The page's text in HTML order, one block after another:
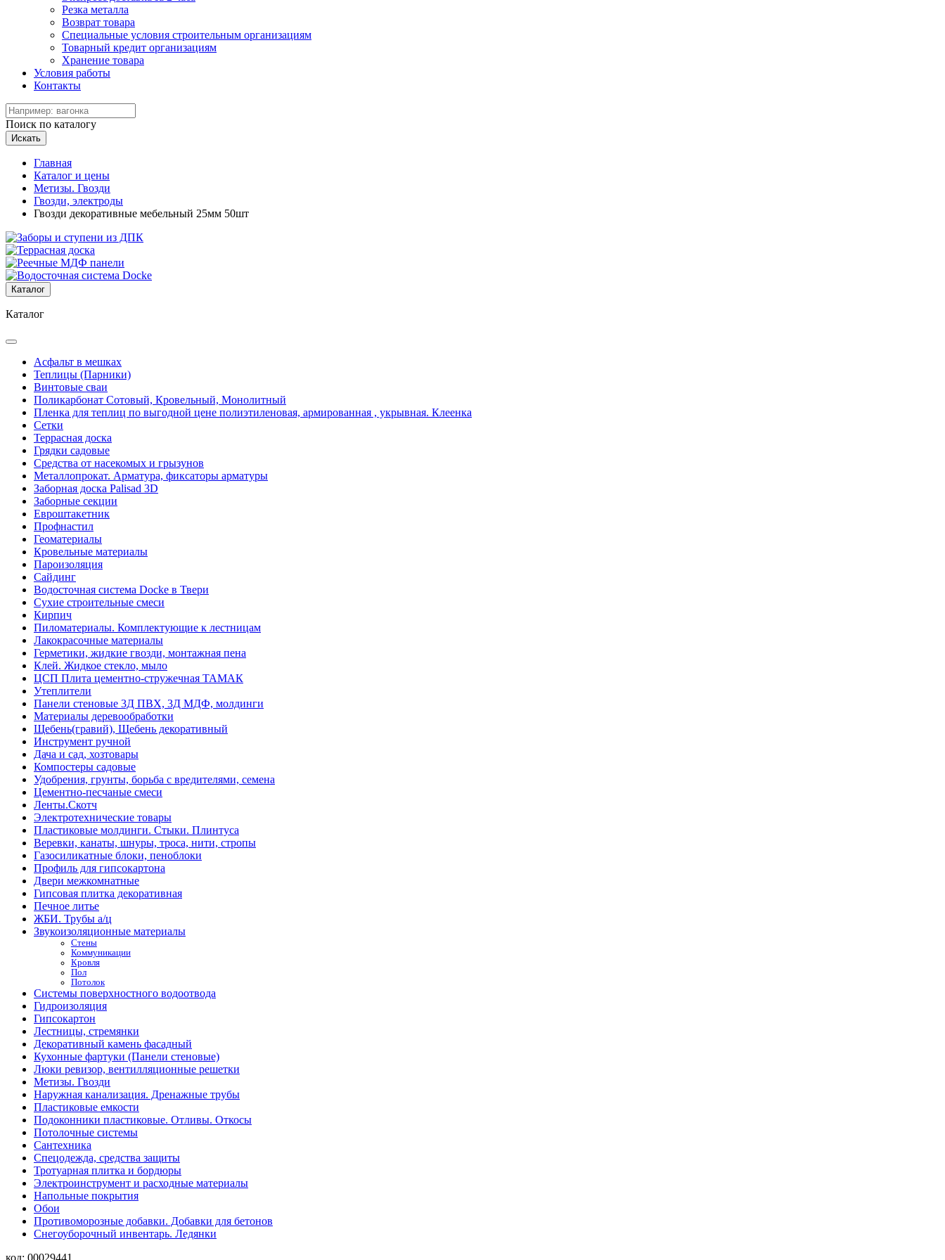
Резка металла
Возврат товара
Специальные условия строительным организациям
Товарный кредит организациям
Хранение товара
Условия работы
Контакты
Поиск по каталогу
Искать
Главная
Каталог и цены
Метизы. Гвозди
Гвозди, электроды
Гвозди декоративные мебельный 25мм 50шт
Каталог
Каталог
Асфальт в мешках
Теплицы (Парники)
Винтовые сваи
Поликарбонат Сотовый, Кровельный, Монолитный
Пленка для теплиц по выгодной цене полиэтиленовая, армированная , укрывная. Клеенка
Сетки
Террасная доска
Грядки садовые
Средства от насекомых и грызунов
Металлопрокат. Арматура, фиксаторы арматуры
Заборная доска Palisad 3D
Заборные секции
Евроштакетник
Профнастил
Геоматериалы
Кровельные материалы
Пароизоляция
Сайдинг
Водосточная система Docke в Твери
Сухие строительные смеси
Кирпич
Пиломатериалы. Комплектующие к лестницам
Лакокрасочные материалы
Герметики, жидкие гвозди, монтажная пена
Клей. Жидкое стекло, мыло
ЦСП Плита цементно-стружечная ТАМАК
Утеплители
Панели стеновые 3Д ПВХ, 3Д МДФ, молдинги
Материалы деревообработки
Щебень(гравий), Щебень декоративный
Инструмент ручной
Дача и сад, хозтовары
Компостеры садовые
Удобрения, грунты, борьба с вредителями, семена
Цементно-песчаные смеси
Ленты.Скотч
Электротехнические товары
Пластиковые молдинги. Стыки. Плинтуса
Веревки, канаты, шнуры, троса, нити, стропы
Газосиликатные блоки, пеноблоки
Профиль для гипсокартона
Двери межкомнатные
Гипсовая плитка декоративная
Печное литье
ЖБИ. Трубы а/ц
Звукоизоляционные материалы
Стены
Коммуникации
Кровля
Пол
Потолок
Системы поверхностного водоотвода
Гидроизоляция
Гипсокартон
Лестницы, стремянки
Декоративный камень фасадный
Кухонные фартуки (Панели стеновые)
Люки ревизор, вентилляционные решетки
Метизы. Гвозди
Наружная канализация. Дренажные трубы
Пластиковые емкости
Подоконники пластиковые. Отливы. Откосы
Потолочные системы
Сантехника
Спецодежда, средства защиты
Тротуарная плитка и бордюры
Электроинструмент и расходные материалы
Напольные покрытия
Обои
Противоморозные добавки. Добавки для бетонов
Снегоуборочный инвентарь. Ледянки
код: 00029441